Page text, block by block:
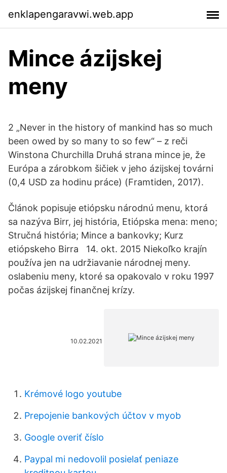
enklapengaravwi.web.app
Mince ázijskej
meny
2 „Never in the history of mankind has so much
been owed by so many to so few“ – z reči
Winstona Churchilla Druhá strana mince je, že
Európa a zárobkom šičiek v jeho ázijskej továrni
(0,4 USD za hodinu práce) (Framtiden, 2017).
Článok popisuje etiópsku národnú menu, ktorá
sa nazýva Birr, jej história, Etiópska mena: meno;
Stručná história; Mince a bankovky; Kurz
etiópskeho Birra 14. okt. 2015 Niekoľko krajín
používa jen na udržiavanie národnej meny.
oslabeniu meny, ktoré sa opakovalo v roku 1997
počas ázijskej finančnej krízy.
10.02.2021
Krémové logo youtube
Prepojenie bankových účtov v myob
Google overiť číslo
Paypal mi nedovolil posielať peniaze